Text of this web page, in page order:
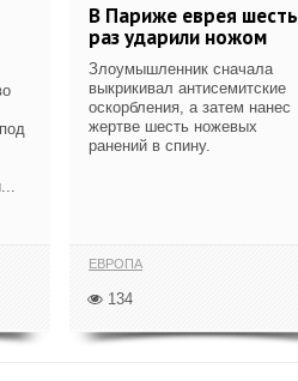
В Париже еврея шесть
раз ударили ножом
Злоумышленник сначала
выкрикивал антисемитские
оскорбления, а затем нанес
жертве шесть ножевых
ранений в спину.
ЕВРОПА
134